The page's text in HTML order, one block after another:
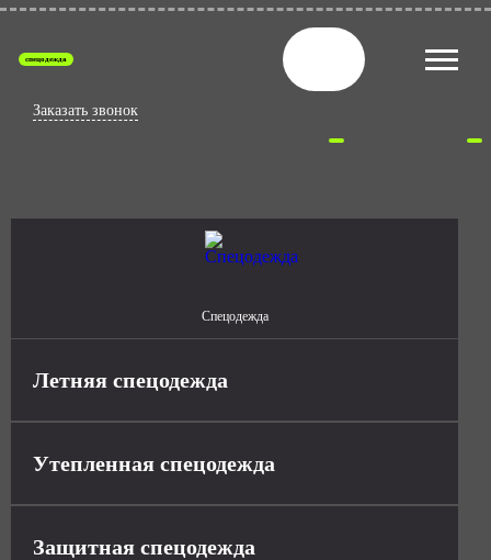
спецодежда
Заказать звонок
Спецодежда
Летняя спецодежда
Утепленная спецодежда
Защитная спецодежда